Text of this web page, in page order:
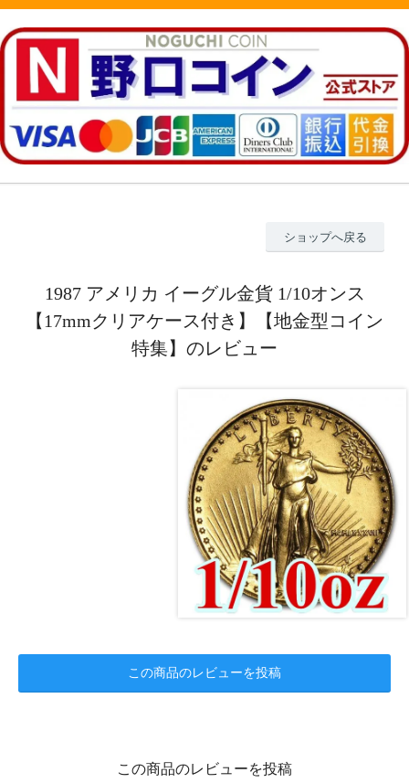
ショップへ戻る
1987 アメリカ イーグル金貨 1/10オンス
【17mmクリアケース付き】【地金型コイン
特集】のレビュー
この商品のレビューを投稿
この商品のレビューを投稿